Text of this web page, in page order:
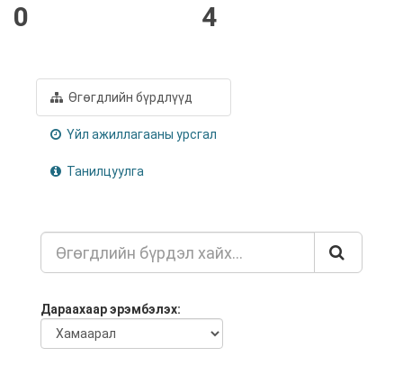
0 4
Өгөгдлийн бүрдлүүд
Үйл ажиллагааны урсгал
Танилцуулга
Дараахаар эрэмбэлэх